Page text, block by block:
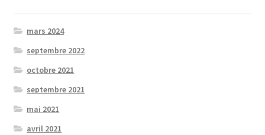
mars 2024
septembre 2022
octobre 2021
septembre 2021
mai 2021
avril 2021